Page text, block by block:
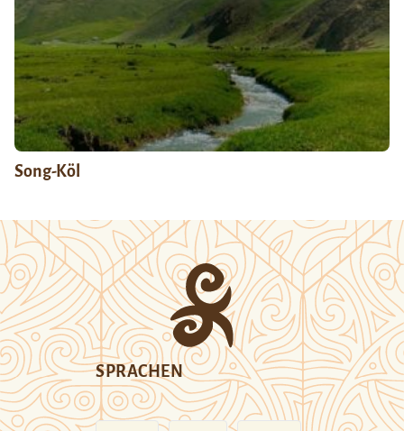
Song-Köl
SPRACHEN